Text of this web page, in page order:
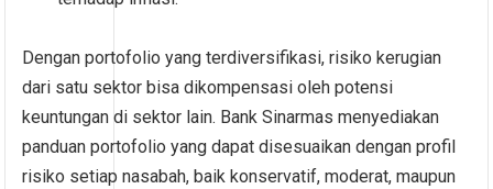
Dengan portofolio yang terdiversifikasi, risiko kerugian
dari satu sektor bisa dikompensasi oleh potensi
keuntungan di sektor lain. Bank Sinarmas menyediakan
panduan portofolio yang dapat disesuaikan dengan profil
risiko setiap nasabah, baik konservatif, moderat, maupun